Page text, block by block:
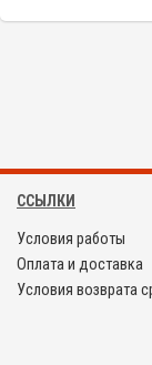
ССЫЛКИ
Условия работы
Оплата и доставка
Условия возврата